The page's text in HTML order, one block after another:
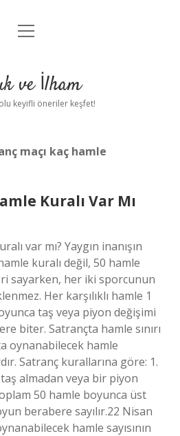
Anasayfa
Uyarı
menüyü
ve İlham
keyifli öneriler keşfet!
maçı kaç hamle
Kuralı Var Mı
var mı? Yaygın inanışın
kuralı değil, 50 hamle
sayarken, her iki sporcunun
Her karşılıklı hamle 1
taş veya piyon değişimi
biter. Satrançta hamle sınırı
oynanabilecek hamle
Satranç kurallarına göre: 1.
almadan veya bir piyon
50 hamle boyunca üst
berabere sayılır.22 Nisan
hamle sayısının